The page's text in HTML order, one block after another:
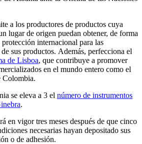
a los productores de productos cuya
lugar de origen puedan obtener, de forma
internacional para las
sus productos. Además, perfecciona el
de Lisboa, que contribuye a promover
en el mundo entero como el
Colombia.
se eleva a 3 el número de instrumentos
.
en vigor tres meses después de que cinco
necesarias hayan depositado sus
o de adhesión.